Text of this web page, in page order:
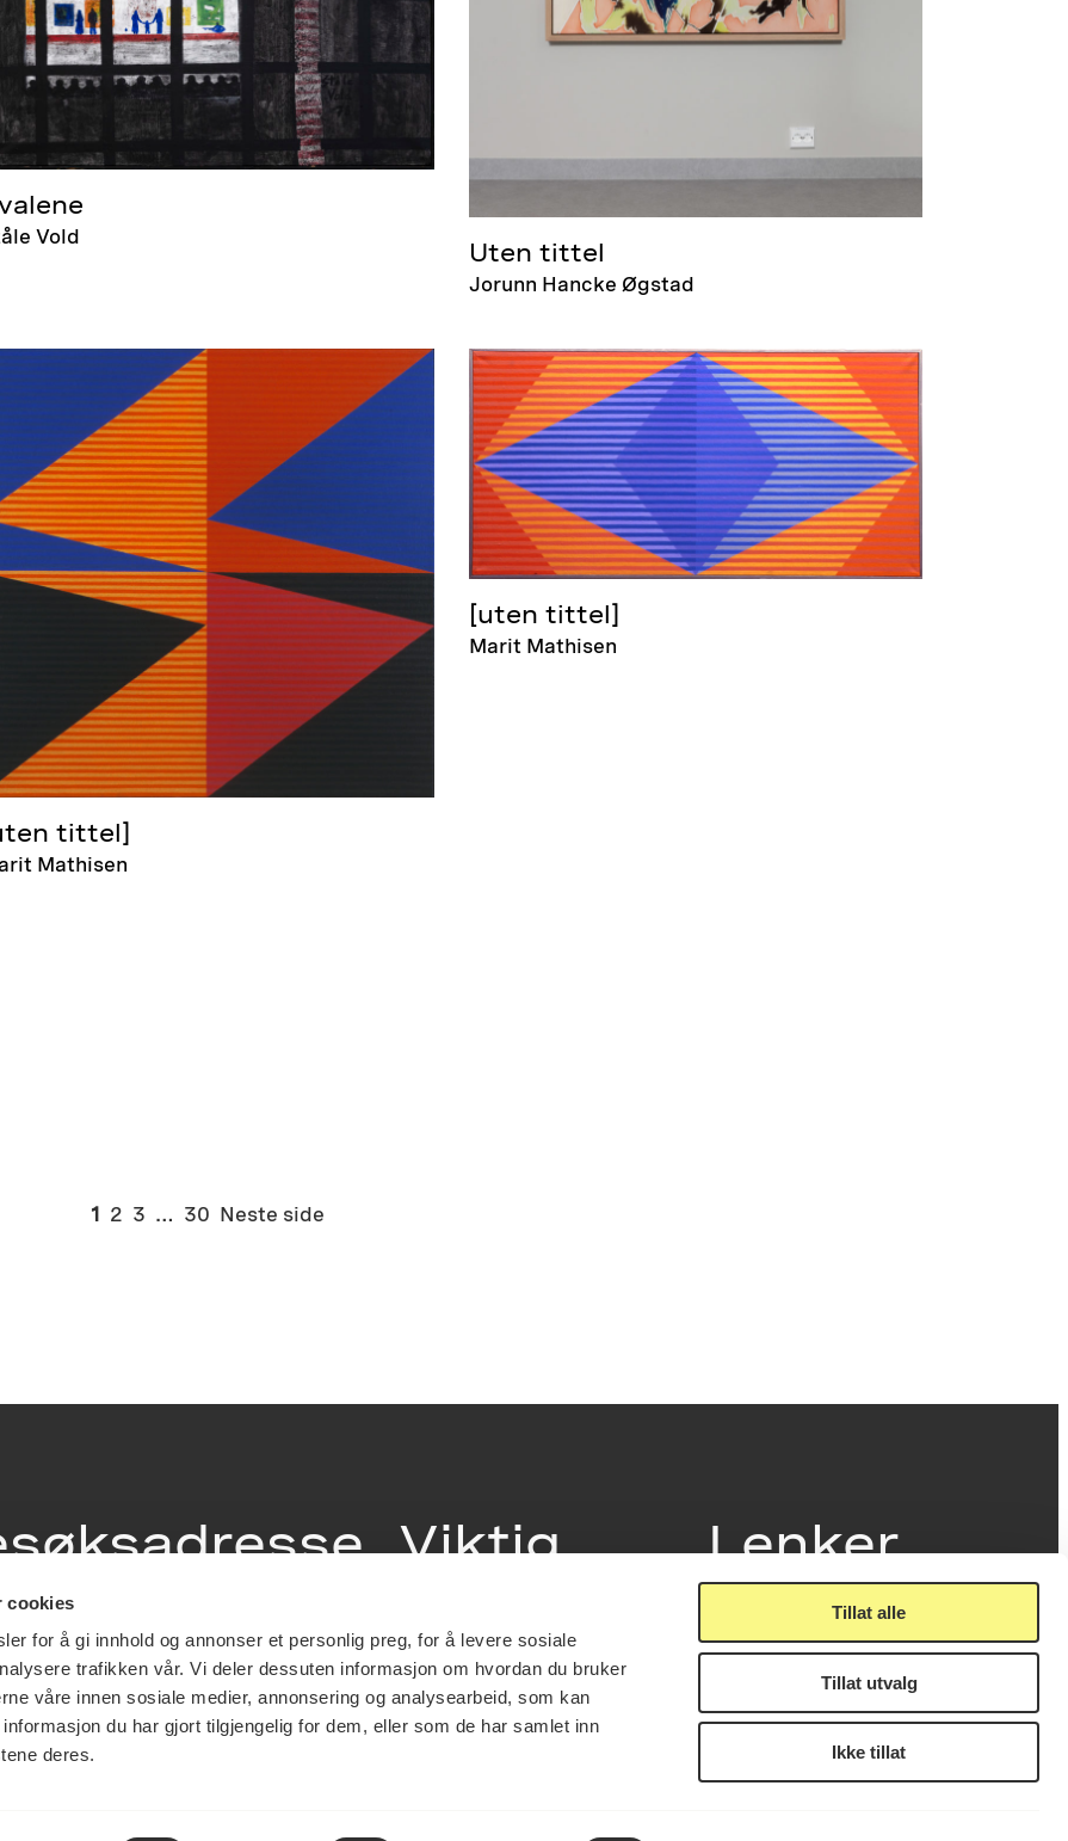
cookies
for å gi innhold og annonser et personlig preg, for å levere sosiale
trafikken vår. Vi deler dessuten informasjon om hvordan du bruker
våre innen sosiale medier, annonsering og analysearbeid, som kan
du har gjort tilgjengelig for dem, eller som de har samlet inn
deres.
Tillat alle
Tillat utvalg
Ikke tillat
Vold
Uten tittel
Jorunn Hancke Øgstad
tittel]
Mathisen
[uten tittel]
Marit Mathisen
1 2 3 … 30 Neste side
Terrasse 11
Løkkeveien,
Viktig
Utbetaling og fakturering
Personvernerklæring
Lenker
Nyhetsbrev
Offentlig postjournal
KORO på Digitalt Museum
Oppdragsportalen